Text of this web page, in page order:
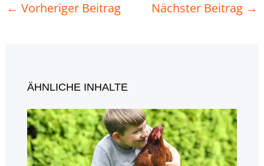
← Vorheriger Beitrag Nächster Beitrag →
ÄHNLICHE INHALTE